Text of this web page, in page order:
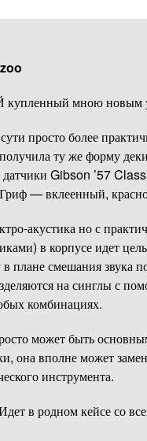
мною новым у
просто более
ту же форму
Gibson ’57
— вклеенный,
акустика но с
в корпусе идет
плане смешания звука
на синглы с
комбинациях.
может быть
она вполне может
инструмента.
в родном кейсе со